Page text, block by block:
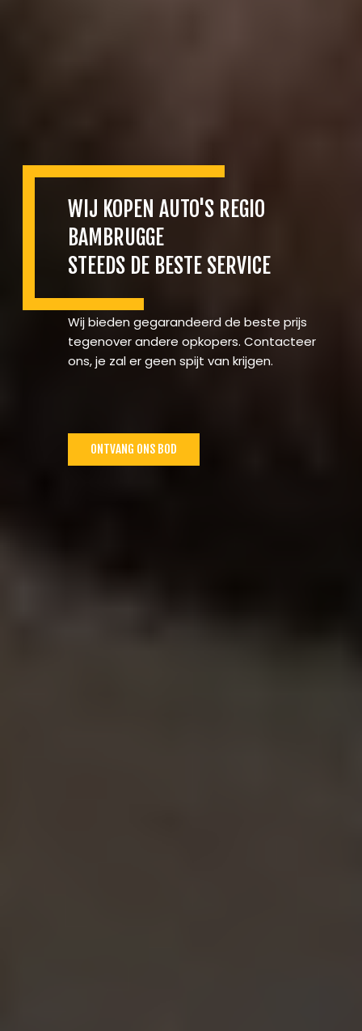
WIJ KOPEN AUTO'S REGIO
BAMBRUGGE
STEEDS DE BESTE SERVICE
Wij bieden gegarandeerd de beste prijs
tegenover andere opkopers. Contacteer
ons, je zal er geen spijt van krijgen.
ONTVANG ONS BOD